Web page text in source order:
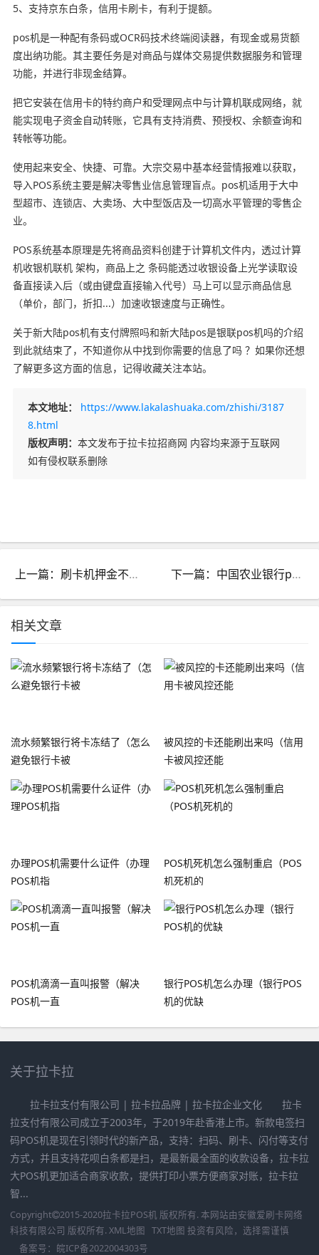
5、支持京东白条，信用卡刷卡，有利于提额。
pos机是一种配有条码或OCR码技术终端阅读器，有现金或易货额
度出纳功能。其主要任务是对商品与媒体交易提供数据服务和管理
功能，并进行非现金结算。
把它安装在信用卡的特约商户和受理网点中与计算机联成网络，就
能实现电子资金自动转账，它具有支持消费、预授权、余额查询和
转帐等功能。
使用起来安全、快捷、可靠。大宗交易中基本经营情报难以获取，
导入POS系统主要是解决零售业信息管理盲点。pos机适用于大中
型超市、连锁店、大卖场、大中型饭店及一切高水平管理的零售企
业。
POS系统基本原理是先将商品资料创建于计算机文件内，透过计算
机收银机联机 架构，商品上之 条码能透过收银设备上光学读取设
备直接读入后（或由键盘直接输入代号）马上可以显示商品信息
（单价，部门，折扣...）加速收银速度与正确性。
关于新大陆pos机有支付牌照吗和新大陆pos是银联pos机吗的介绍
到此就结束了，不知道你从中找到你需要的信息了吗 ？如果你还想
了解更多这方面的信息，记得收藏关注本站。
本文地址：
https://www.lakalashuaka.com/zhishi/3187
8.html
版权声明： 本文发布于拉卡拉招商网 内容均来源于互联网
如有侵权联系删除
上一篇：刷卡机押金不退去哪里投诉_刷卡机押金不退去哪里投诉呢 下一篇：中国农业银行pos机怎么办理_中国农业银行pos机怎么办理银行卡
相关文章
流水频繁银行将卡冻结了（怎么
避免银行卡被
被风控的卡还能刷出来吗（信用
卡被风控还能
办理POS机需要什么证件（办理
POS机指
POS机死机怎么强制重启（POS
机死机的
POS机滴滴一直叫报警（解决
POS机一直
银行POS机怎么办理（银行POS
机的优缺
关于拉卡拉
拉卡拉支付有限公司 | 拉卡拉品牌 | 拉卡拉企业文化 拉卡
拉支付有限公司成立于2003年，于2019年赴香港上市。新款电签扫
码POS机是现在引领时代的新产品，支持：扫码、刷卡、闪付等支付
方式，并且支持花呗白条都是扫，是最新最全面的收款设备，拉卡拉
大POS机更加适合商家收款，提供打印小票方便商家对账，拉卡拉
智...
Copyright 2015-2020拉卡拉POS机 版权所有. 本网站由安徽爱刷卡网络
科技有限公司 版权所有. XML地图 TXT地图 投资有风险，选择需谨慎
备案号： 皖ICP备2022004303号